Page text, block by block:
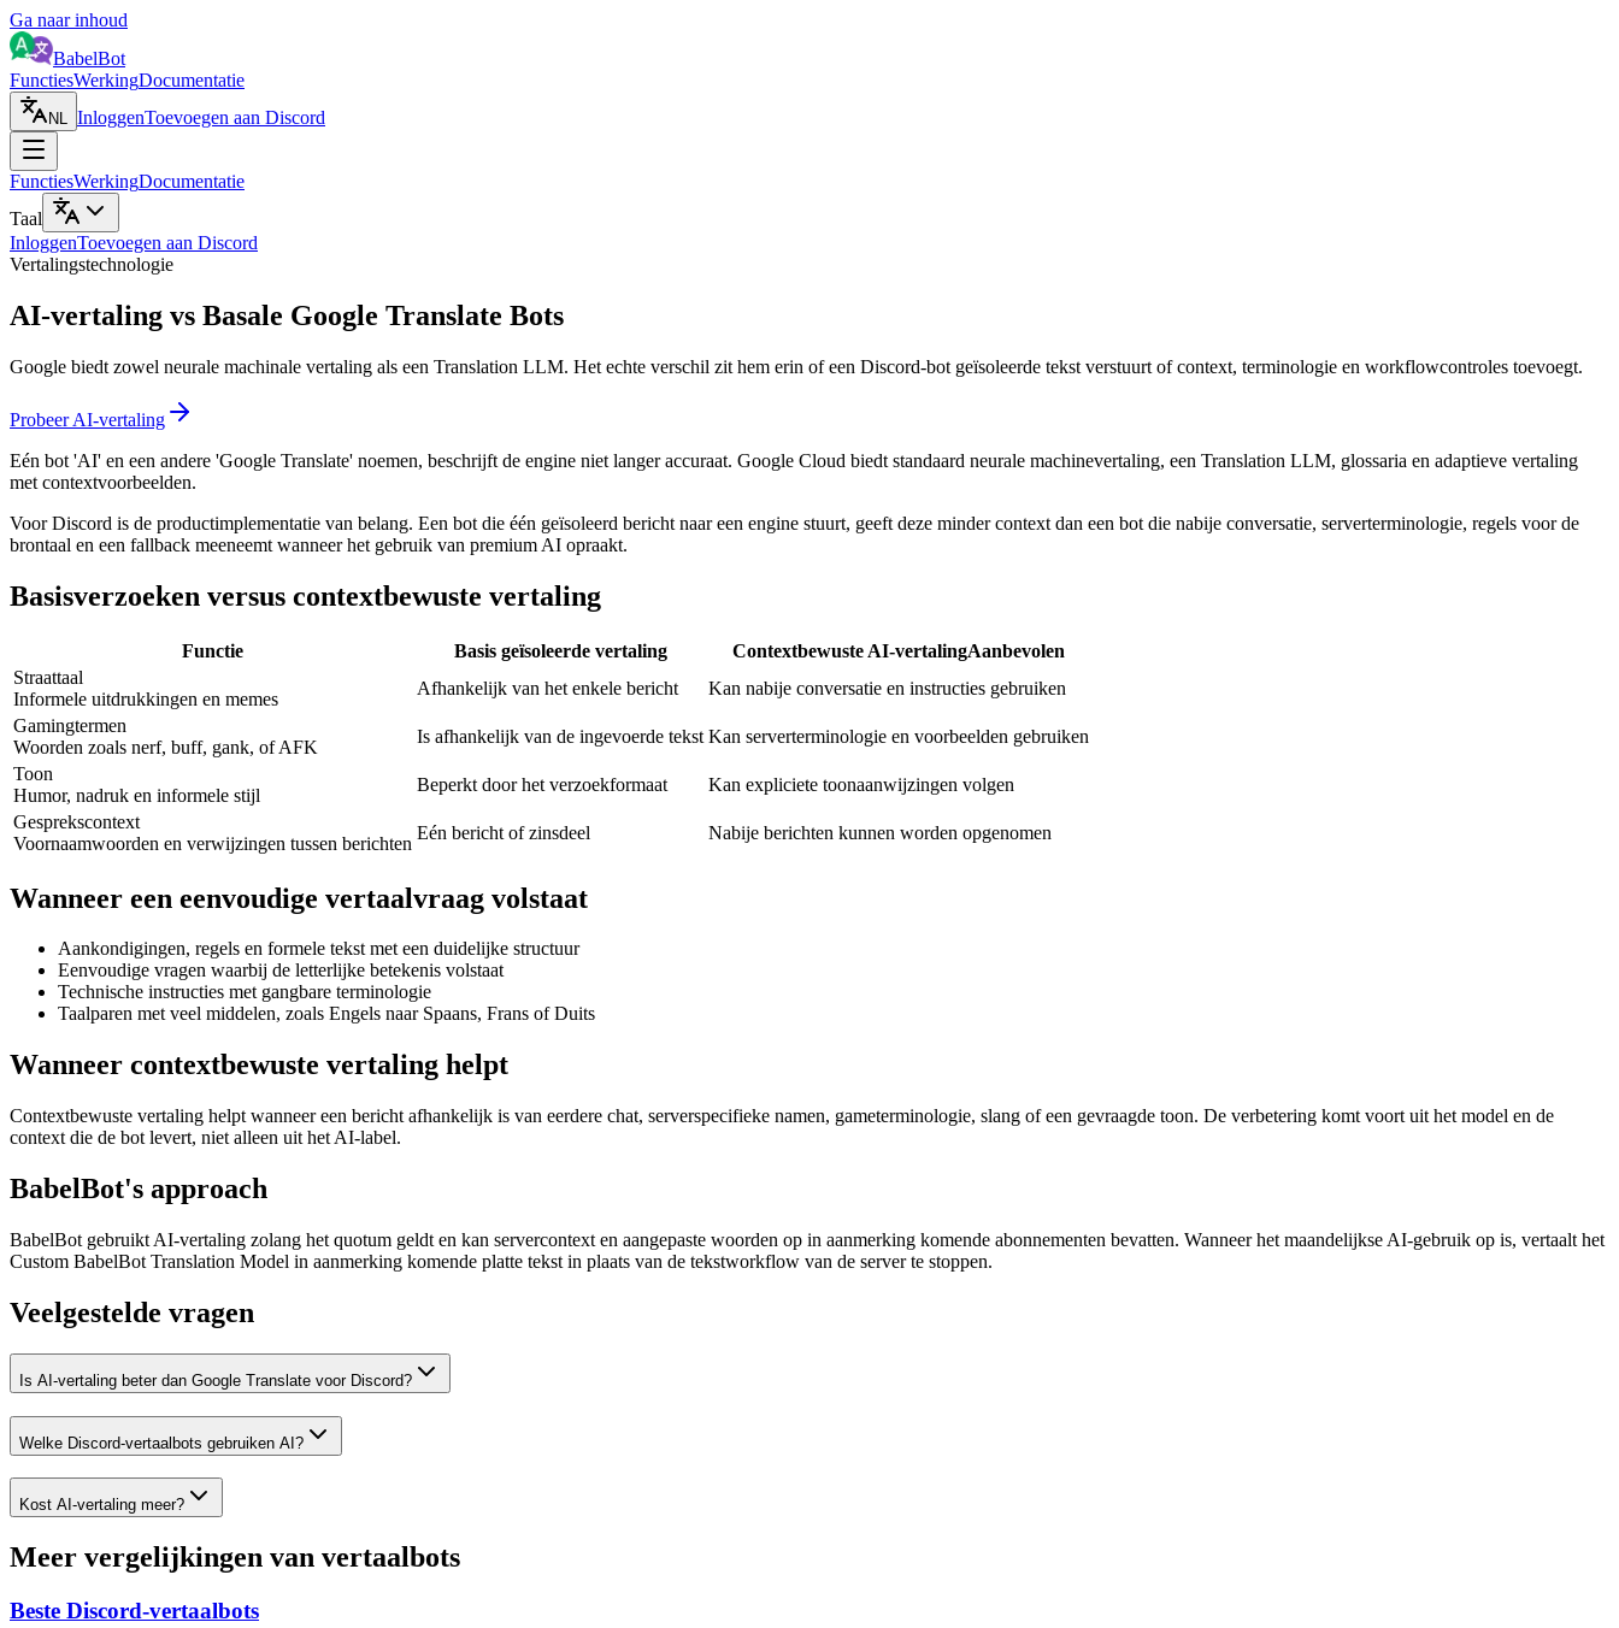
Ga naar inhoud
BabelBot
FunctiesWerkingDocumentatie
NL InloggenToevoegen aan Discord
FunctiesWerkingDocumentatie
Taal
InloggenToevoegen aan Discord
Vertalingstechnologie
AI-vertaling vs Basale Google Translate Bots
Google biedt zowel neurale machinale vertaling als een Translation LLM. Het echte verschil zit hem erin of een Discord-bot geïsoleerde tekst verstuurt of context, terminologie en workflowcontroles toevoegt.
Probeer AI-vertaling
Eén bot 'AI' en een andere 'Google Translate' noemen, beschrijft de engine niet langer accuraat. Google Cloud biedt standaard neurale machinevertaling, een Translation LLM, glossaria en adaptieve vertaling
met contextvoorbeelden.
Voor Discord is de productimplementatie van belang. Een bot die één geïsoleerd bericht naar een engine stuurt, geeft deze minder context dan een bot die nabije conversatie, serverterminologie, regels voor de
brontaal en een fallback meeneemt wanneer het gebruik van premium AI opraakt.
Basisverzoeken versus contextbewuste vertaling
Functie Basis geïsoleerde vertaling Contextbewuste AI-vertalingAanbevolen
Straattaal
Informele uitdrukkingen en memes
Afhankelijk van het enkele bericht
Kan nabije conversatie en instructies gebruiken
Gamingtermen
Woorden zoals nerf, buff, gank, of AFK
Is afhankelijk van de ingevoerde tekst Kan serverterminologie en voorbeelden gebruiken
Toon
Humor, nadruk en informele stijl
Beperkt door het verzoekformaat
Kan expliciete toonaanwijzingen volgen
Gesprekscontext
Voornaamwoorden en verwijzingen tussen berichten
Eén bericht of zinsdeel Nabije berichten kunnen worden opgenomen
Wanneer een eenvoudige vertaalvraag volstaat
Aankondigingen, regels en formele tekst met een duidelijke structuur
Eenvoudige vragen waarbij de letterlijke betekenis volstaat
Technische instructies met gangbare terminologie
Taalparen met veel middelen, zoals Engels naar Spaans, Frans of Duits
Wanneer contextbewuste vertaling helpt
Contextbewuste vertaling helpt wanneer een bericht afhankelijk is van eerdere chat, serverspecifieke namen, gameterminologie, slang of een gevraagde toon. De verbetering komt voort uit het model en de
context die de bot levert, niet alleen uit het AI-label.
BabelBot's approach
BabelBot gebruikt AI-vertaling zolang het quotum geldt en kan servercontext en aangepaste woorden op in aanmerking komende abonnementen bevatten. Wanneer het maandelijkse AI-gebruik op is, vertaalt het
Custom BabelBot Translation Model in aanmerking komende platte tekst in plaats van de tekstworkflow van de server te stoppen.
Veelgestelde vragen
Is AI-vertaling beter dan Google Translate voor Discord?
Welke Discord-vertaalbots gebruiken AI?
Kost AI-vertaling meer?
Meer vergelijkingen van vertaalbots
Beste Discord-vertaalbots